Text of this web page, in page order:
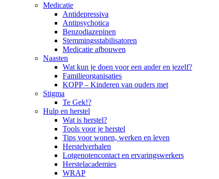
Medicatie
Antidepressiva
Antipsychotica
Benzodiazepinen
Stemmingsstabilisatoren
Medicatie afbouwen
Naasten
Wat kun je doen voor een ander en jezelf?
Familieorganisaties
KOPP – Kinderen van ouders met
Stigma
Te Gek!?
Hulp en herstel
Wat is herstel?
Tools voor je herstel
Tips voor wonen, werken en leven
Herstelverhalen
Lotgenotencontact en ervaringswerkers
Herstelacademies
WRAP